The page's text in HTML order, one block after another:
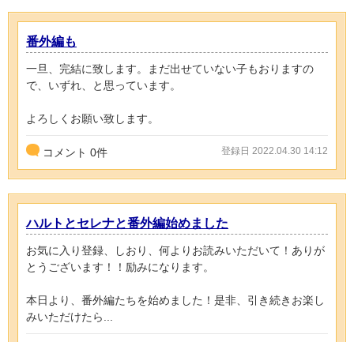
番外編も
一旦、完結に致します。まだ出せていない子もおりますの
で、いずれ、と思っています。
よろしくお願い致します。
コメント 0件 登録日 2022.04.30 14:12
ハルトとセレナと番外編始めました
お気に入り登録、しおり、何よりお読みいただいて！ありが
とうございます！！励みになります。
本日より、番外編たちを始めました！是非、引き続きお楽し
みいただけたら...